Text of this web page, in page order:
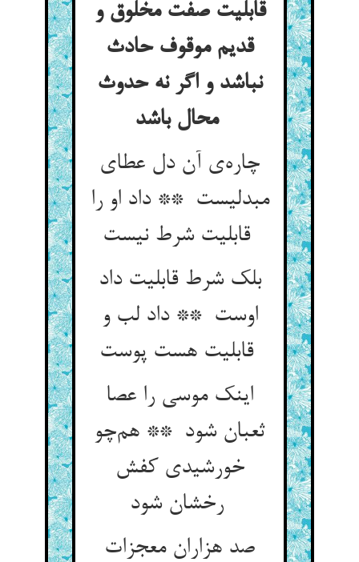
قابلیت صفت مخلوق و
قدیم موقوف حادث
نباشد و اگر نه حدوث
محال باشد
چاره‌ی آن دل عطای
مبدلیست ** داد او را
قابلیت شرط نیست
بلک شرط قابلیت داد
اوست ** داد لب و
قابلیت هست پوست
اینک موسی را عصا
ثعبان شود ** هم‌چو
خورشیدی کفش
رخشان شود
صد هزاران معجزات